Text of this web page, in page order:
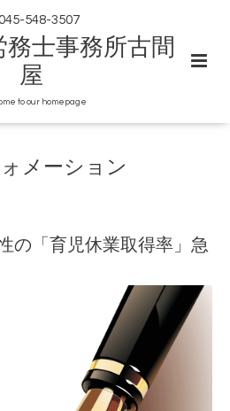
548-3507
士事務所古間
屋
to our homepage
メーション
の「育児休業取得率」急